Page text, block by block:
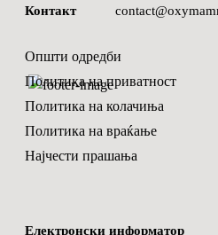
Контакт
Општи одредби
Политика на приватност
Политика на колачиња
Политика на враќање
Најчести прашања
Електронски информатор